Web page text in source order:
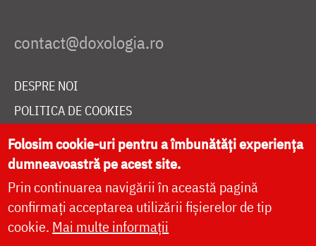
DESPRE NOI
POLITICA DE COOKIES
DONEAZĂ ONLINE PENTRU CATEDRALA NAȚIONALĂ
LIVE
Folosim cookie-uri pentru a îmbunătăți experiența
dumneavoastră pe acest site.
Prin continuarea navigării în această pagină
confirmați acceptarea utilizării fișierelor de tip
cookie. Mai multe informații